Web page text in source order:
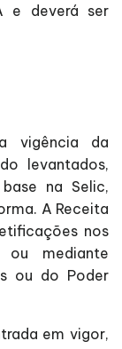
e deverá ser
vigência da
levantados,
na Selic,
A Receita
nos
mediante
ou do Poder
em vigor,